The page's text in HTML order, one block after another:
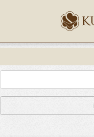
Epostanız (*)